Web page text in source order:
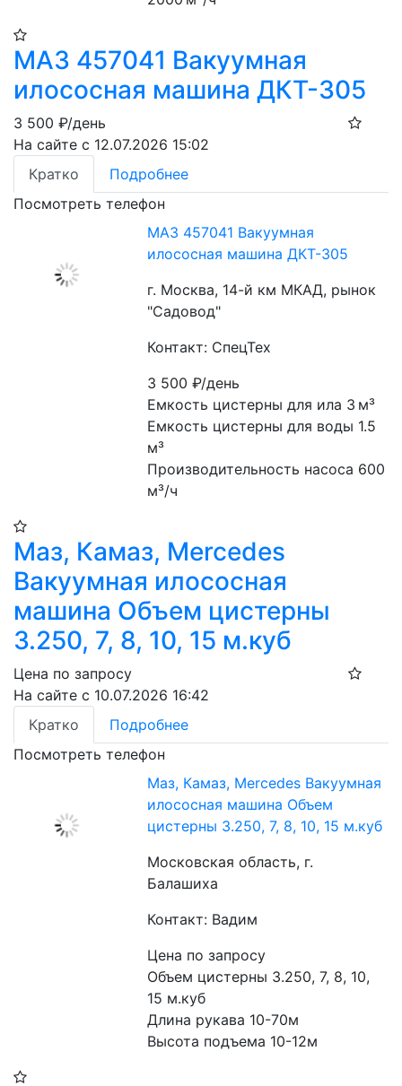
МАЗ 457041 Вакуумная
илососная машина ДКТ-305
3 500 ₽/день
На сайте с 12.07.2026 15:02
Кратко
Подробнее
Посмотреть телефон
МАЗ 457041 Вакуумная
илососная машина ДКТ-305
г. Москва, 14-й км МКАД, рынок
"Садовод"
Контакт: СпецТех
3 500₽/день
Емкость цистерны для ила 3 м³
Емкость цистерны для воды 1.5
м³
Производительность насоса 600
м³/ч
Маз, Камаз, Mercedes
Вакуумная илососная
машина Объем цистерны
3.250, 7, 8, 10, 15 м.куб
Цена по запросу
На сайте с 10.07.2026 16:42
Кратко
Подробнее
Посмотреть телефон
Маз, Камаз, Mercedes Вакуумная
илососная машина Объем
цистерны 3.250, 7, 8, 10, 15 м.куб
Московская область, г.
Балашиха
Контакт: Вадим
Цена по запросу
Объем цистерны 3.250, 7, 8, 10,
15 м.куб
Длина рукава 10-70м
Высота подъема 10-12м